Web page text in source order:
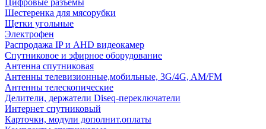
Цифровые разъемы
Шестеренка для мясорубки
Щетки угольные
Электрофен
Распродажа IP и AHD видеокамер
Спутниковое и эфирное оборудование
Антенна спутниковая
Антенны телевизионные,мобильные, 3G/4G, AM/FM
Антенны телескопические
Делители, держатели Diseq-переключатели
Интернет спутниковый
Карточки, модули дополнит.оплаты